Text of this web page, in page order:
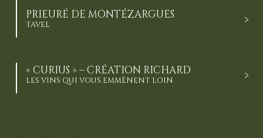
PRIEURÉ DE MONTÉZARGUES
TAVEL
« CURIUS » – CRÉATION RICHARD
LES VINS QUI VOUS EMMÈNENT LOIN